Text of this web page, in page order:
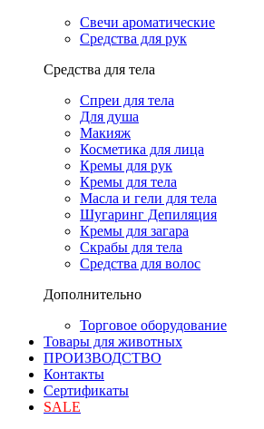
Свечи ароматические
Средства для рук
Средства для тела
Спреи для тела
Для душа
Макияж
Косметика для лица
Кремы для рук
Кремы для тела
Масла и гели для тела
Шугаринг Депиляция
Кремы для загара
Скрабы для тела
Средства для волос
Дополнительно
Торговое оборудование
Товары для животных
ПРОИЗВОДСТВО
Контакты
Сертификаты
SALE